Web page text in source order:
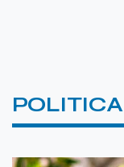
POLITICA